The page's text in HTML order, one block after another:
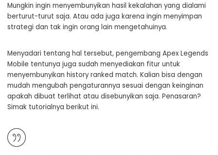
Mungkin ingin menyembunyikan hasil kekalahan yang dialami
berturut-turut saja. Atau ada juga karena ingin menyimpan
strategi dan tak ingin orang lain mengetahuinya.
Menyadari tentang hal tersebut, pengembang Apex Legends
Mobile tentunya juga sudah menyediakan fitur untuk
menyembunyikan history ranked match. Kalian bisa dengan
mudah mengubah pengaturannya sesuai dengan keinginan
apakah dibuat terlihat atau disebunyikan saja. Penasaran?
Simak tutorialnya berikut ini.